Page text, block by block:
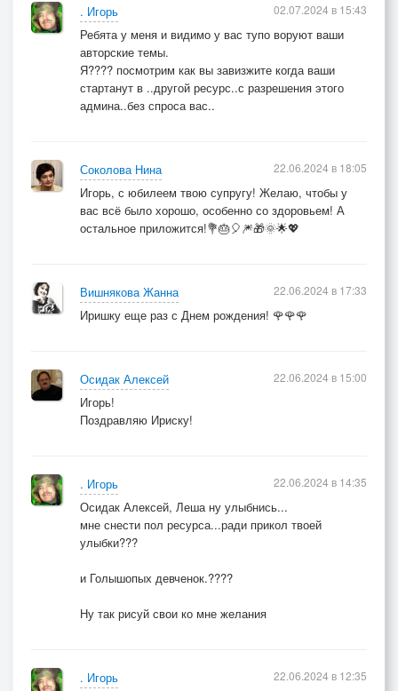
. Игорь
Ребята у меня и видимо у вас тупо воруют ваши
авторские темы.
Я???? посмотрим как вы завизжите когда ваши
стартанут в ..другой ресурс..с разрешения этого
админа..без спроса вас..
02.07.2024 в 15:43
Соколова Нина
Игорь, с юбилеем твою супругу! Желаю, чтобы у
вас всё было хорошо, особенно со здоровьем! А
остальное приложится!💐🎂🎈🎆🎁🌞🌟💖
22.06.2024 в 18:05
Вишнякова Жанна
Иришку еще раз с Днем рождения! 🌹🌹🌹
22.06.2024 в 17:33
Осидак Алексей
Игорь!
Поздравляю Ириску!
22.06.2024 в 15:00
. Игорь
Осидак Алексей, Леша ну улыбнись...
мне снести пол ресурса...ради прикол твоей
улыбки???
и Голышопых девченок.????
Ну так рисуй свои ко мне желания
22.06.2024 в 14:35
. Игорь
22.06.2024 в 12:35